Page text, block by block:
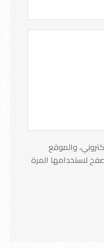
والموقع
لاستخدامها المرة